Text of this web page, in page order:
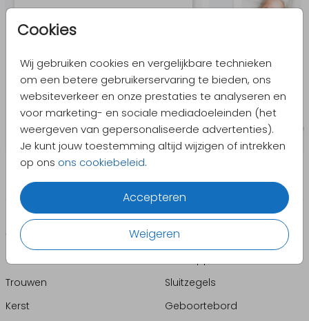
Cookies
Wij gebruiken cookies en vergelijkbare technieken
om een betere gebruikerservaring te bieden, ons
websiteverkeer en onze prestaties te analyseren en
voor marketing- en sociale mediadoeleinden (het
weergeven van gepersonaliseerde advertenties).
Je kunt jouw toestemming altijd wijzigen of intrekken
op ons ons cookiebeleid.
Accepteren
Weigeren
CATEGORIEËN
Geboorte
Trouwen
Kerst
PRODUCTEN
Sluitzegels
Geboortebord